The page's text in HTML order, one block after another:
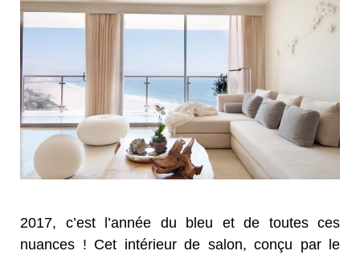
2017, c’est l’année du bleu et de toutes ces
nuances ! Cet intérieur de salon, conçu par le